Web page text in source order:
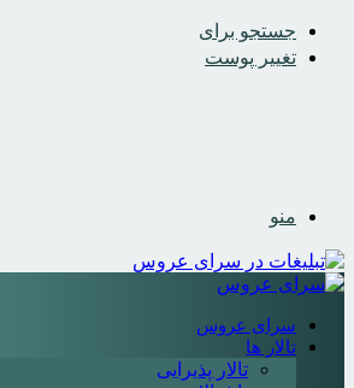
جستجو برای
تغییر پوست
منو
سرای عروس
تالار ها
تالار پذیرایی